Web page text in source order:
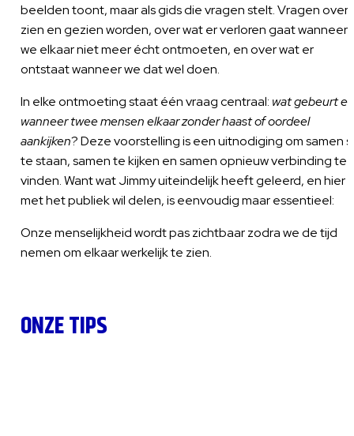
beelden toont, maar als gids die vragen stelt. Vragen over
zien en gezien worden, over wat er verloren gaat wanneer
we elkaar niet meer écht ontmoeten, en over wat er
ontstaat wanneer we dat wel doen.
In elke ontmoeting staat één vraag centraal: wat gebeurt er
wanneer twee mensen elkaar zonder haast of oordeel
aankijken? Deze voorstelling is een uitnodiging om samen
te staan, samen te kijken en samen opnieuw verbinding te
vinden. Want wat Jimmy uiteindelijk heeft geleerd, en hier
met het publiek wil delen, is eenvoudig maar essentieel:
Onze menselijkheid wordt pas zichtbaar zodra we de tijd
nemen om elkaar werkelijk te zien.
ONZE TIPS